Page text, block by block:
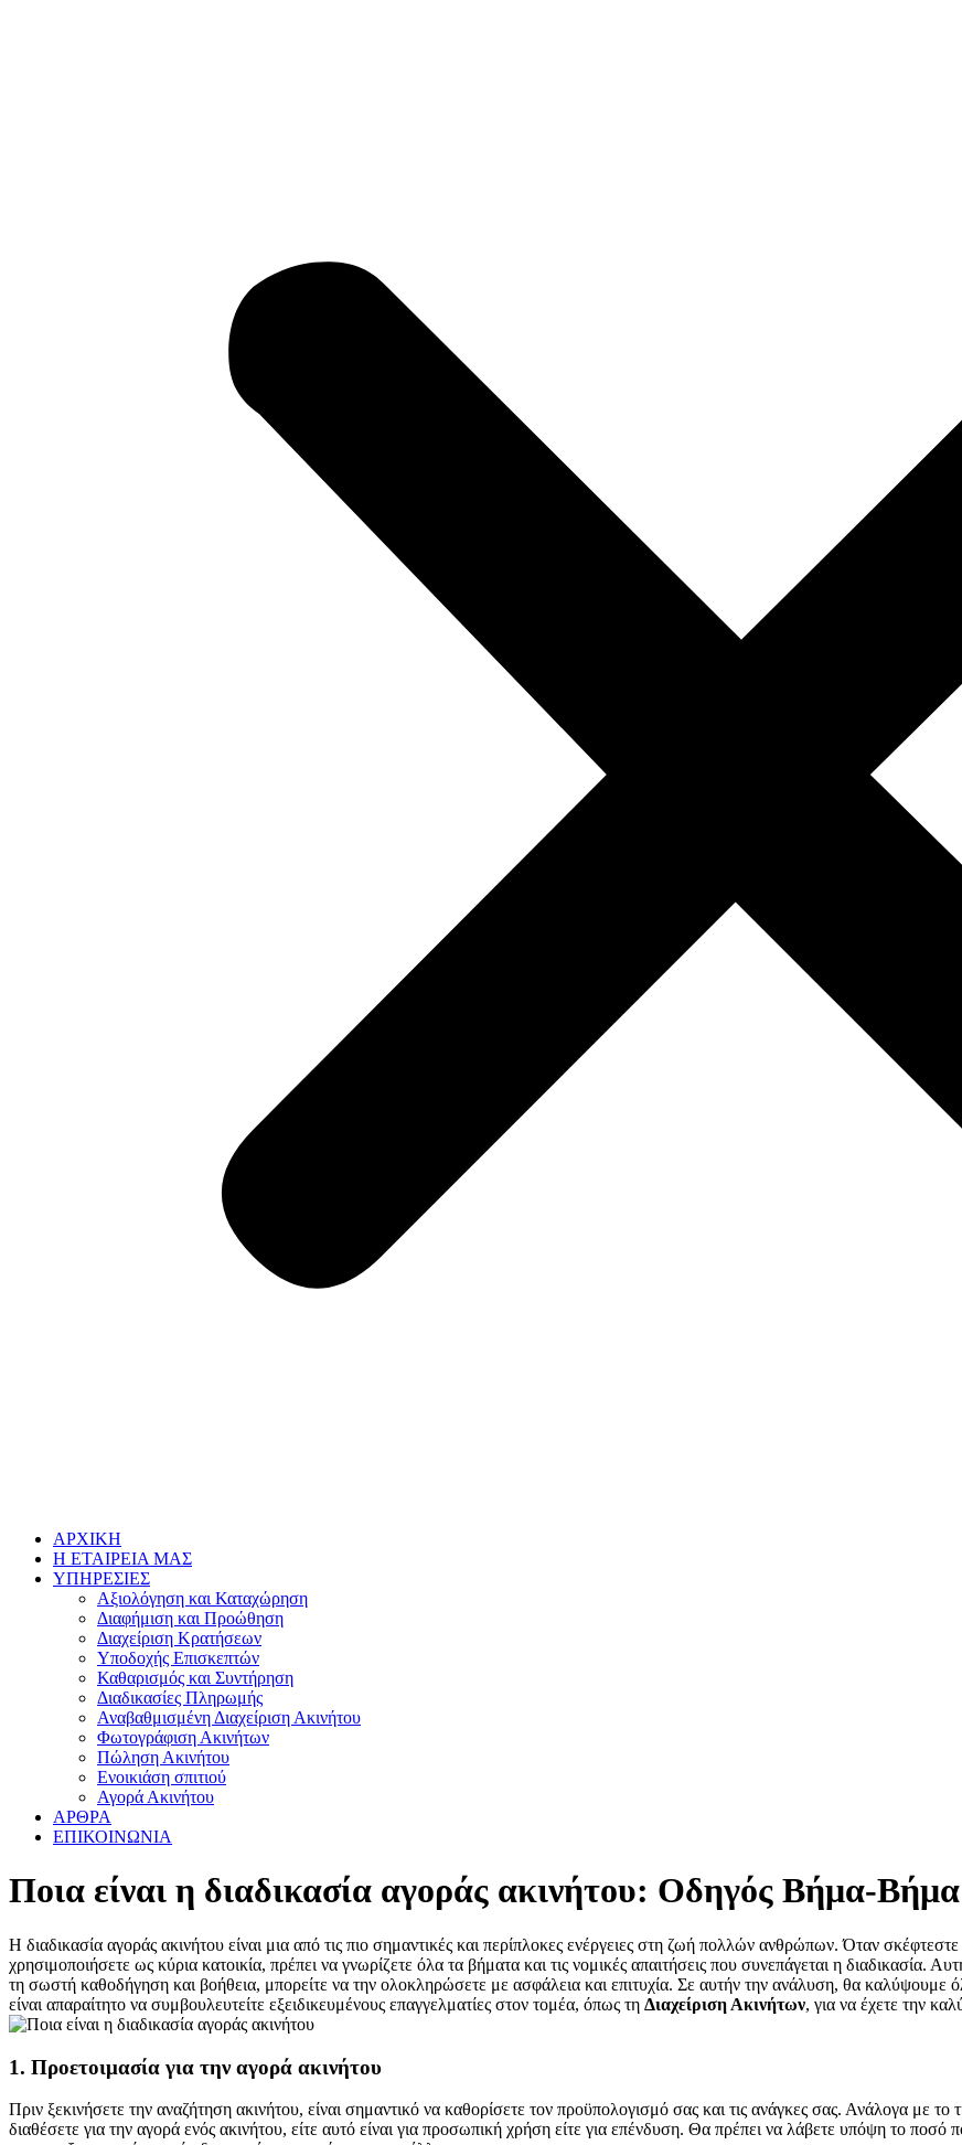
ΑΡΧΙΚΗ
Η ΕΤΑΙΡΕΙΑ ΜΑΣ
ΥΠΗΡΕΣΙΕΣ
Αξιολόγηση και Καταχώρηση
Διαφήμιση και Προώθηση
Διαχείριση Κρατήσεων
Υποδοχής Επισκεπτών
Καθαρισμός και Συντήρηση
Διαδικασίες Πληρωμής
Αναβαθμισμένη Διαχείριση Ακινήτου
Φωτογράφιση Ακινήτων
Πώληση Ακινήτου
Ενοικιάση σπιτιού
Αγορά Ακινήτου
ΑΡΘΡΑ
ΕΠΙΚΟΙΝΩΝΙΑ
Ποια είναι η διαδικασία αγοράς ακινήτου: Οδηγός Βήμα-Βήμα
Η διαδικασία αγοράς ακινήτου είναι μια από τις πιο σημαντικές και περίπλοκες ενέργειες στη ζωή πολλών ανθρώπων. Όταν
χρησιμοποιήσετε ως κύρια κατοικία, πρέπει να γνωρίζετε όλα τα βήματα και τις νομικές απαιτήσεις που συνεπάγεται η διαδικασία.
τη σωστή καθοδήγηση και βοήθεια, μπορείτε να την ολοκληρώσετε με ασφάλεια και επιτυχία. Σε αυτήν την ανάλυση, θα καλύψουμε
είναι απαραίτητο να συμβουλευτείτε εξειδικευμένους επαγγελματίες στον τομέα, όπως τη Διαχείριση Ακινήτων, για να έχετε την
1. Προετοιμασία για την αγορά ακινήτου
Πριν ξεκινήσετε την αναζήτηση ακινήτου, είναι σημαντικό να καθορίσετε τον προϋπολογισμό σας και τις ανάγκες σας. Ανάλογα με
διαθέσετε για την αγορά ενός ακινήτου, είτε αυτό είναι για προσωπική χρήση είτε για επένδυση. Θα πρέπει να λάβετε υπόψη το